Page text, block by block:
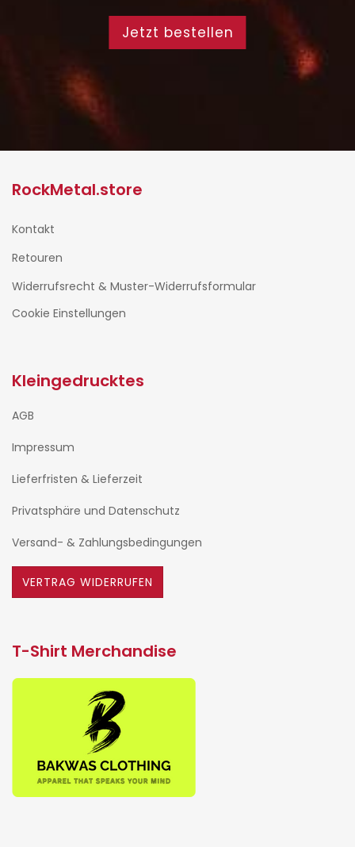
Jetzt bestellen
RockMetal.store
Kontakt
Retouren
Widerrufsrecht & Muster-Widerrufsformular
Cookie Einstellungen
Kleingedrucktes
AGB
Impressum
Lieferfristen & Lieferzeit
Privatsphäre und Datenschutz
Versand- & Zahlungsbedingungen
VERTRAG WIDERRUFEN
T-Shirt Merchandise